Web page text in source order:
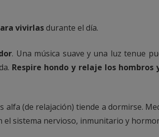
vivirlasdurante el día.
. Una música suave y una luz tenue
Respire hondo y relaje los hombros
alfa (de relajación) tiende a dormirse.
el sistema nervioso, inmunitario y